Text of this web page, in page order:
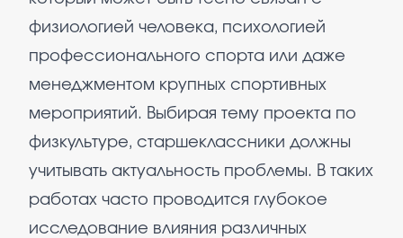
физиологией человека, психологией
профессионального спорта или даже
менеджментом крупных спортивных
мероприятий. Выбирая тему проекта по
физкультуре, старшеклассники должны
учитывать актуальность проблемы. В таких
работах часто проводится глубокое
исследование влияния различных